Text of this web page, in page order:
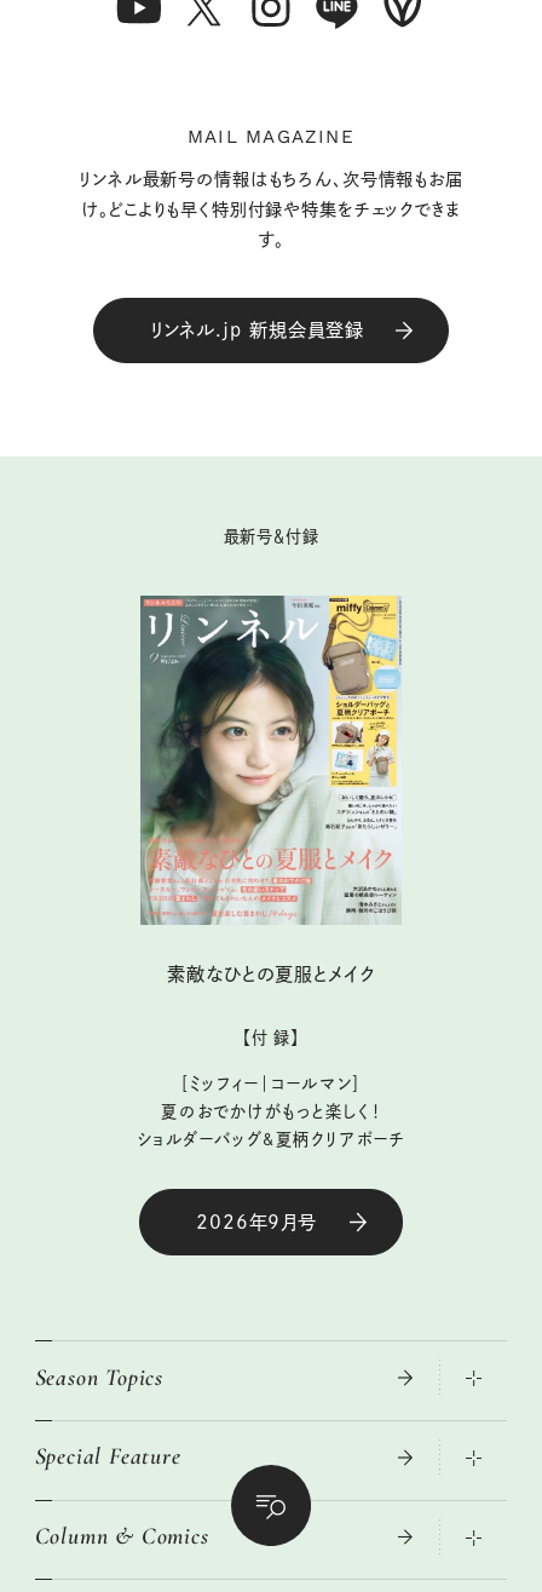
MAIL MAGAZINE
リンネル最新号の情報はもちろん、次号情報もお届
け。どこよりも早く特別付録や特集をチェックできま
す。
リンネル.jp 新規会員登録
最新号＆付録
素敵なひとの夏服とメイク
【付 録】
［ミッフィー｜コールマン］
夏のおでかけがもっと楽しく！
ショルダーバッグ&夏柄クリアポーチ
2026年9月号
Season Topics
大人のリュック探し 2026SS
ニトリ・イケア・無印良品で賢くおしゃれなインテリア
この春ほしい大人のスニーカー 2026春夏
Special Feature
2026年春夏 トレンドファッションニュース
Column & Comics